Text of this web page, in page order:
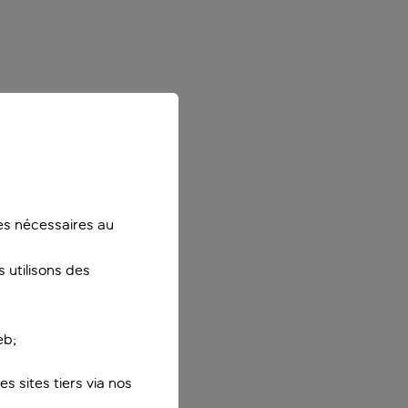
nécessaires au
utilisons des
sites tiers via nos